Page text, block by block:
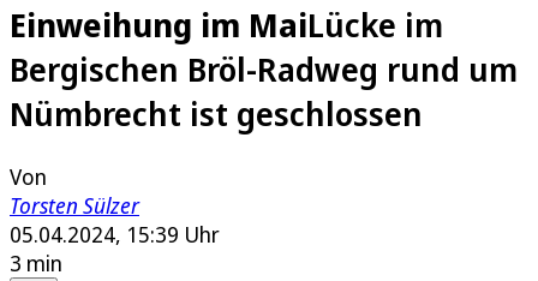
Einweihung im MaiLücke im
Bergischen Bröl-Radweg rund um
Nümbrecht ist geschlossen
Von
Torsten Sülzer
05.04.2024, 15:39 Uhr
3 min